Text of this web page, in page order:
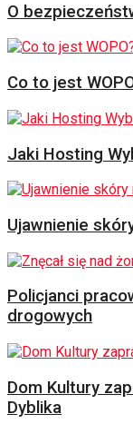
O
Co to jest
Jaki Hosting
Ujawnienie
Policjanci
drogowych
Dom Kultury
Dyblika